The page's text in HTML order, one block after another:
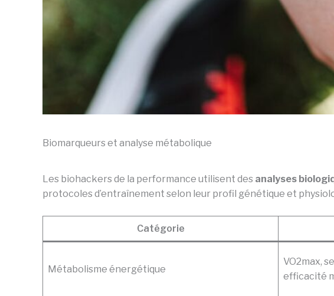
Biomarqueurs et analyse métabolique
Les biohackers de la performance utilisent des analyses
protocoles d’entraînement selon leur profil génétique et
Catégorie
Métabolisme énergétique
VO2max,
efficacité